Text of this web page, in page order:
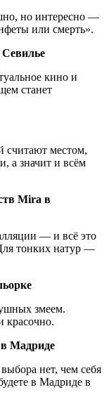
но интересно —
или смерть».
Севилье
кино и
станет
считают местом,
а значит и всём
Mira в
— и всё это
тонких натур —
змеем.
красочно.
в Мадриде
нет, чем себя
в Мадриде в